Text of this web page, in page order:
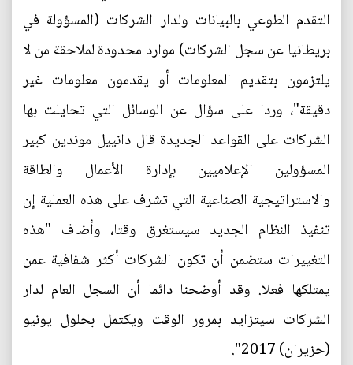
التقدم الطوعي بالبيانات ولدار الشركات (المسؤولة في
بريطانيا عن سجل الشركات) موارد محدودة لملاحقة من لا
يلتزمون بتقديم المعلومات أو يقدمون معلومات غير
دقيقة"، وردا على سؤال عن الوسائل التي تحايلت بها
الشركات على القواعد الجديدة قال دانييل موندين كبير
المسؤولين الإعلاميين بإدارة الأعمال والطاقة
والاستراتيجية الصناعية التي تشرف على هذه العملية إن
تنفيذ النظام الجديد سيستغرق وقتا، وأضاف "هذه
التغييرات ستضمن أن تكون الشركات أكثر شفافية عمن
يمتلكها فعلا. وقد أوضحنا دائما أن السجل العام لدار
الشركات سيتزايد بمرور الوقت ويكتمل بحلول يونيو
(حزيران) 2017".